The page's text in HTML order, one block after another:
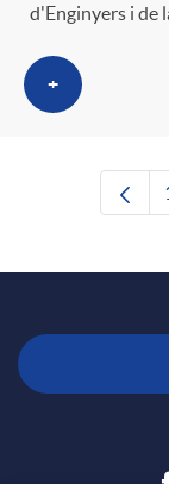
d'Enginyers i de
+